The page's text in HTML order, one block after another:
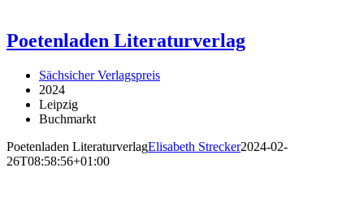
Poetenladen Literaturverlag
Sächsicher Verlagspreis
2024
Leipzig
Buchmarkt
Poetenladen LiteraturverlagElisabeth Strecker2024-02-
26T08:58:56+01:00